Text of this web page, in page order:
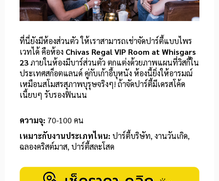
ที่นี่ยังมีห้องส่วนตัว ให้เราสามารถเช่าจัดปาร์ตี้แบบไพร
เวทได้ คือห้อง Chivas Regal VIP Room at Whisgars
23ภายในห้องมีบาร์ส่วนตัว ตกแต่งด้วยภาพแผนที่วิสกี้ใน
ประเทศสก็อตแลนด์ คู่กับเก้าอี้บุหนัง ห้องนี้ยิ่งให้อารมณ์
เหมือนสโมสรสุภาพบุรุษจริงๆ! ถ้าจัดปาร์ตี้มีเดรสโค้ด
เนี้ยบๆ รับรองฟินนน
ความจุ: 70-100 คน
เหมาะกับงานประเภทไหน: ปาร์ตี้บริษัท, งานวันเกิด,
ฉลองคริสต์มาส, ปาร์ตี้สละโสด